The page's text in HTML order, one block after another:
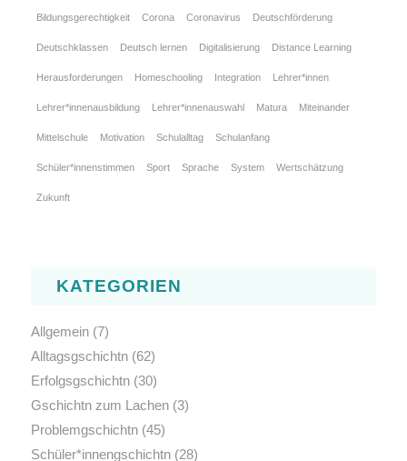
Bildungsgerechtigkeit Corona Coronavirus Deutschförderung
Deutschklassen Deutsch lernen Digitalisierung Distance Learning
Herausforderungen Homeschooling Integration Lehrer*innen
Lehrer*innenausbildung Lehrer*innenauswahl Matura Miteinander
Mittelschule Motivation Schulalltag Schulanfang
Schüler*innenstimmen Sport Sprache System Wertschätzung
Zukunft
KATEGORIEN
Allgemein(7)
Alltagsgschichtn(62)
Erfolgsgschichtn(30)
Gschichtn zum Lachen(3)
Problemgschichtn(45)
Schüler*innengschichtn(28)